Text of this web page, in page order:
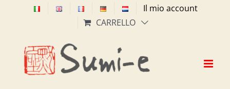
Il mio account
CARRELLO